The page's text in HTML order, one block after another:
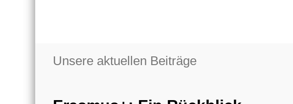
Unsere aktuellen Beiträge